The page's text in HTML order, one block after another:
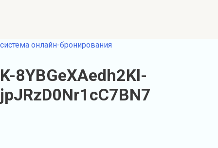
система онлайн-бронирования
K-8YBGeXAedh2Kl-
jpJRzD0Nr1cC7BN7